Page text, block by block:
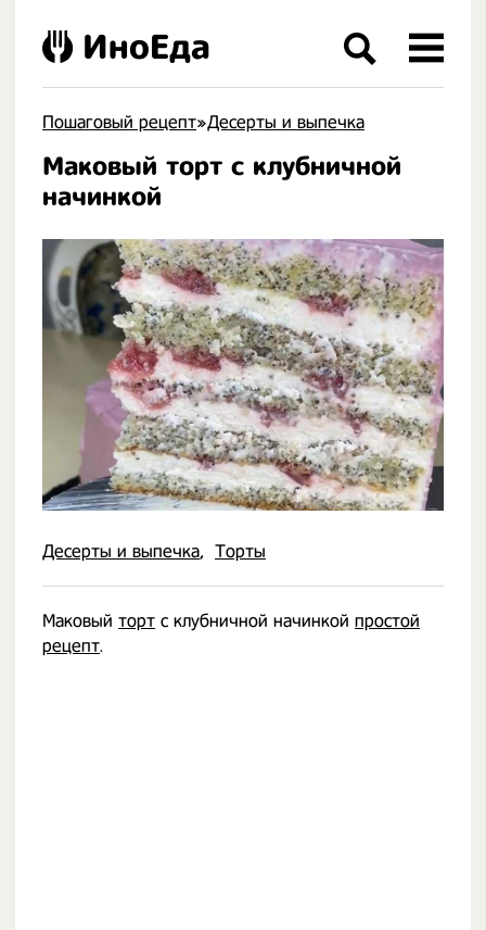
Пошаговый рецепт»Десерты и выпечка
Маковый торт с клубничной
начинкой
Десерты и выпечка Торты
Маковый торт с клубничной начинкой простой
рецепт.
ИноЕда